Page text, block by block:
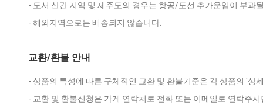
- 도서 산간 지역 및 제주도의 경우는 항공/도선 추가운임이 부과
- 해외지역으로는 배송되지 않습니다.
교환/환불 안내
- 상품의 특성에 따른 구체적인 교환 및 환불기준은 각 상품의 '상
- 교환 및 환불신청은 가게 연락처로 전화 또는 이메일로 연락주